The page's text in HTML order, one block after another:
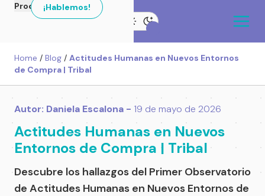
Productos¡Hablemos!
Home / Blog / Actitudes Humanas en Nuevos Entornos
de Compra | Tribal
Autor: Daniela Escalona - 19 de mayo de 2026
Actitudes Humanas en Nuevos
Entornos de Compra | Tribal
Descubre los hallazgos del Primer Observatorio
de Actitudes Humanas en Nuevos Entornos de